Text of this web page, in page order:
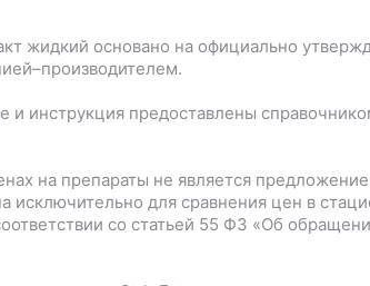
жидкий основано на официально
и инструкция предоставлены
на препараты не является
исключительно для сравнения цен в
со статьей 55 ФЗ «Об